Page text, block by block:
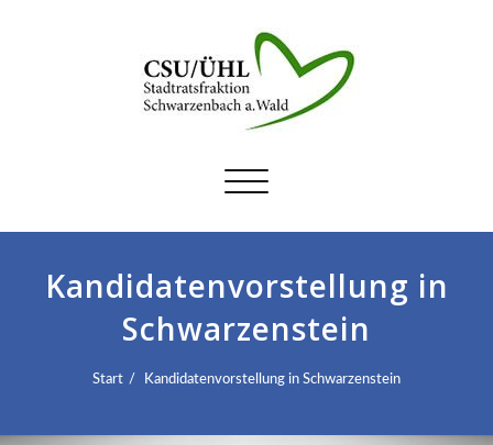
Schalte
Kandidatenvorstellung in
Schwarzenstein
Start Kandidatenvorstellung in Schwarzenstein